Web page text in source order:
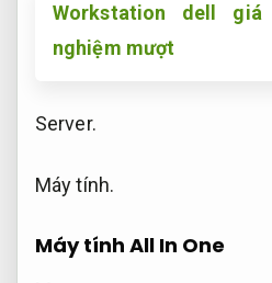
Workstation dell
nghiệm mượt
Server.
Máy tính.
Máy tính All In One